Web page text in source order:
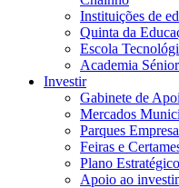
Instituições de
Quinta da
Escola
Academia
Investir
Gabinete de
Mercados
Parques
Feiras e
Plano
Apoio ao